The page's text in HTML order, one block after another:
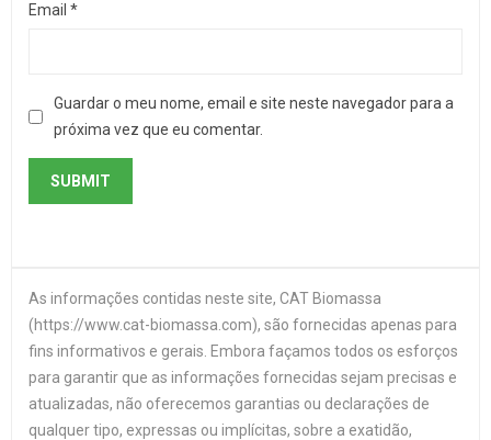
Email *
Guardar o meu nome, email e site neste navegador para a
próxima vez que eu comentar.
As informações contidas neste site, CAT Biomassa
(https://www.cat-biomassa.com), são fornecidas apenas para
fins informativos e gerais. Embora façamos todos os esforços
para garantir que as informações fornecidas sejam precisas e
atualizadas, não oferecemos garantias ou declarações de
qualquer tipo, expressas ou implícitas, sobre a exatidão,